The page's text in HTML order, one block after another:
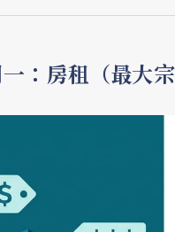
：房租（最大